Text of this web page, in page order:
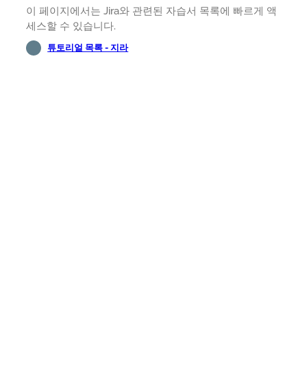
이 페이지에서는 Jira와 관련된 자습서 목록에 빠르게 액
세스할 수 있습니다.
튜토리얼 목록 - 지라